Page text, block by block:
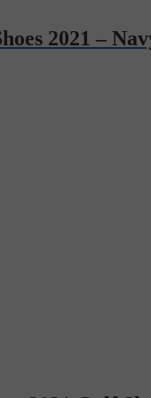
2021 –